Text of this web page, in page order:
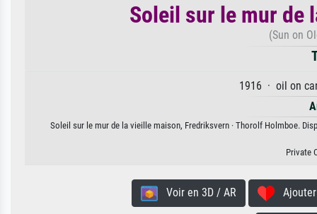
Soleil sur le mur de
(Sun on
1916 · oil on
Soleil sur le mur de la vieille maison, Fredriksvern · Thorolf Holmboe.
Private
Voir en 3D / AR